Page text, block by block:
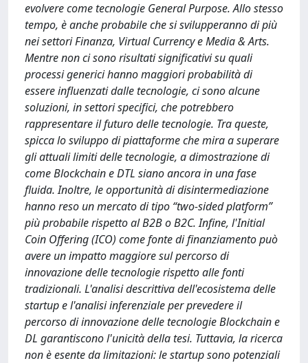
evolvere come tecnologie General Purpose. Allo stesso
tempo, è anche probabile che si svilupperanno di più
nei settori Finanza, Virtual Currency e Media & Arts.
Mentre non ci sono risultati significativi su quali
processi generici hanno maggiori probabilità di
essere influenzati dalle tecnologie, ci sono alcune
soluzioni, in settori specifici, che potrebbero
rappresentare il futuro delle tecnologie. Tra queste,
spicca lo sviluppo di piattaforme che mira a superare
gli attuali limiti delle tecnologie, a dimostrazione di
come Blockchain e DTL siano ancora in una fase
fluida. Inoltre, le opportunità di disintermediazione
hanno reso un mercato di tipo “two-sided platform”
più probabile rispetto al B2B o B2C. Infine, l'Initial
Coin Offering (ICO) come fonte di finanziamento può
avere un impatto maggiore sul percorso di
innovazione delle tecnologie rispetto alle fonti
tradizionali. L'analisi descrittiva dell'ecosistema delle
startup e l'analisi inferenziale per prevedere il
percorso di innovazione delle tecnologie Blockchain e
DL garantiscono l'unicità della tesi. Tuttavia, la ricerca
non è esente da limitazioni: le startup sono potenziali